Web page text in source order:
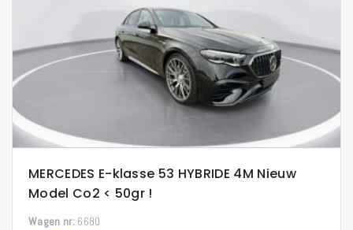
MERCEDES E-klasse 53 HYBRIDE 4M Nieuw
Model Co2 < 50gr !
Wagen nr:6680